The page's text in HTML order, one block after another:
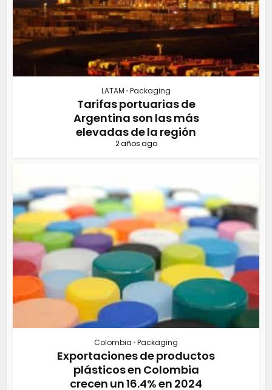
LATAM •Packaging
Tarifas portuarias de
Argentina son las más
elevadas de la región
2 años ago
Colombia •Packaging
Exportaciones de productos
plásticos en Colombia
crecen un 16.4% en 2024